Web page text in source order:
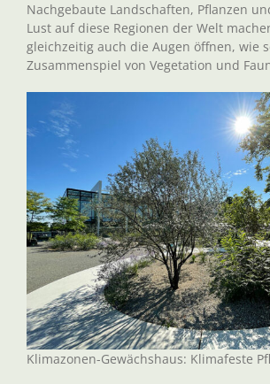
Nachgebaute Landschaften, Pflanzen
Lust auf diese Regionen der Welt
gleichzeitig auch die Augen öffnen, wie
Zusammenspiel von Vegetation und
Klimazonen-Gewächshaus: Klimafeste